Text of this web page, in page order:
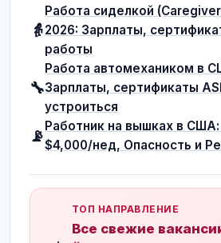
👵
Работа сиделкой
2026: Зарплаты,
работы
🔧
Работа автомехаником в
Зарплаты, сертификаты
устроиться
📡
Работник на вышках в США:
$4,000/нед, Опасность и
ТОП НАПРАВЛЕНИЕ
Все свежие